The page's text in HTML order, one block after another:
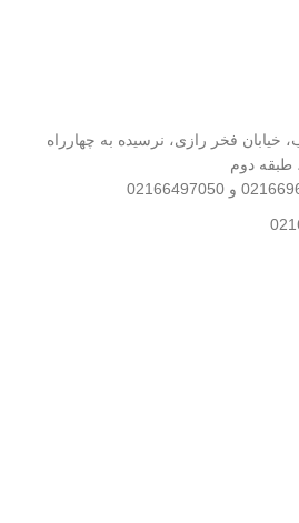
خیابان فخر رازی، نرسیده به چهارراه
و 02166497050